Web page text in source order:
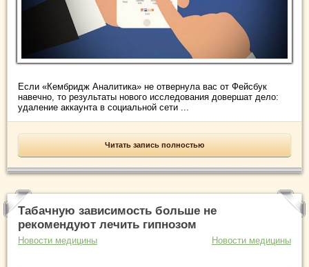
Если «Кембридж Аналитика» не отвернула вас от Фейсбук
навечно, то результаты нового исследования довершат дело:
удаление аккаунта в социальной сети ...
Читать запись полностью
Табачную зависимость больше не
рекомендуют лечить гипнозом
Новости медицины Новости медицины